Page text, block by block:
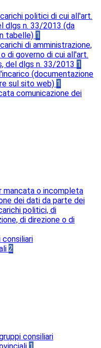
politici di cui all'art.
dlgs n. 33/2013 (da
tabelle) 1
di amministrazione,
di governo di cui all'art.
del dlgs n. 33/2013 1
(documentazione
sul sito web) 1
comunicazione dei
mancata o incompleta
dei dati da parte dei
politici, di
di direzione o di
consiliari
2
consiliari